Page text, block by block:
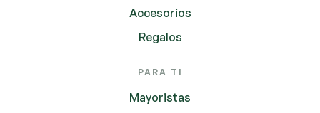
Accesorios
Regalos
PARA TI
Mayoristas